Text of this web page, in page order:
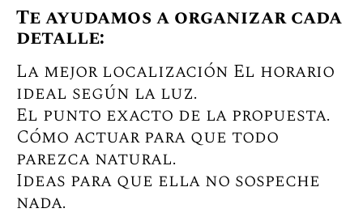
Te ayudamos a organizar cada
detalle:
La mejor localización El horario
ideal según la luz.
El punto exacto de la propuesta.
Cómo actuar para que todo
parezca natural.
Ideas para que ella no sospeche
nada.